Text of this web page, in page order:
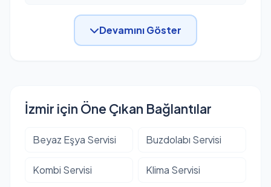
Devamını Göster
İzmir için Öne Çıkan Bağlantılar
Beyaz Eşya Servisi Buzdolabı Servisi
Kombi Servisi Klima Servisi